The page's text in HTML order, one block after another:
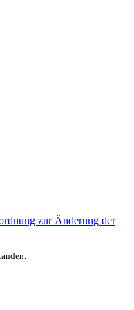
zur Änderung der